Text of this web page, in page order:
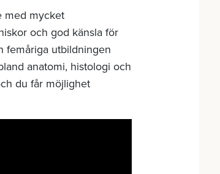
med mycket
och god känsla för
femåriga utbildningen
anatomi, histologi och
du får möjlighet